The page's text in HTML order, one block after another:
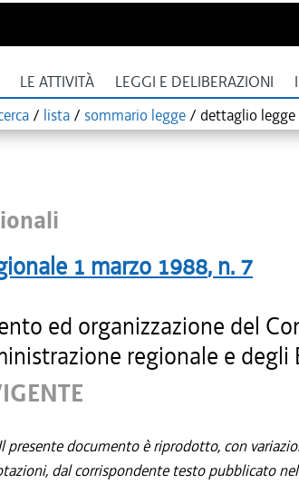
LE ATTIVITÀ LEGGI E DELIBERAZIONI
/ lista / sommario legge / dettaglio legge
1 marzo 1988, n. 7
ed organizzazione del
regionale e degli
presente documento è riprodotto, con
dal corrispondente testo pubblicato